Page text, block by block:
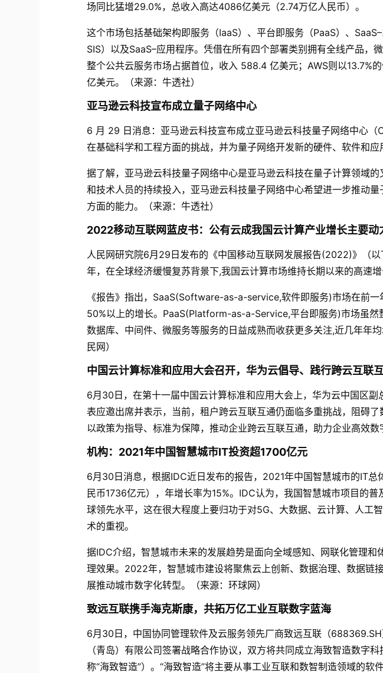
场同比猛增29.0%，总收入高达4086亿美元（2.74万亿人民币）。
这个市场包括基础架构即服务（IaaS）、平台即服务（PaaS）、 SaaS–
SIS）以及SaaS–应用程序。凭借在所有四个部署类别拥有全线产品，
整个公共云服务市场占据首位，收入 588.4亿美元；AWS则以13.7%
亿美元。（来源：牛透社）
亚马逊云科技宣布成立量子网络中心
6 月 29 日消息：亚马逊云科技宣布成立亚马逊云科技量子网络中心（
在基础科学和工程方面的挑战，并为量子网络开发新的硬件、软件和应
据了解，亚马逊云科技量子网络中心是亚马逊云科技在量子计算领域
和技术人员的持续投入，亚马逊云科技量子网络中心希望进一步推动
方面的能力。（来源：牛透社）
2022移动互联网蓝皮书：公有云成我国云计算产业增长主要动
人民网研究院6月 29 日发布的《中国移动互联网发展报告(2022)》（以
年，在全球经济缓慢复苏背景下,我国云计算市场维持长期以来的高速增
《报告》指出， SaaS(Software-as-a-service,软件即服务)市场在前一
50%以上的增长。 PaaS(Platform-as-a-Service,平台即服务)市场虽然
数据库、中间件、微服务等服务的日益成熟而收获更多关注,近几年年
民网）
中国云计算标准和应用大会召开，华为云倡导、践行跨云互联
6月 30 日，在第十一届中国云计算标准和应用大会上，华为云中国区
表应邀出席并表示，当前，租户跨云互联互通仍面临多重挑战，阻碍
以政策为指导、标准为保障，推动企业跨云互联互通，助力企业高效数
机构： 2021年中国智慧城市IT投资超1700亿元
6月 30 日消息，根据IDC近日发布的报告， 2021年中国智慧城市的IT总
民币1736亿元），年增长率为15%。 IDC认为，我国智慧城市项目的
球领先水平，这在很大程度上要归功于对5G、大数据、云计算、人工
术的重视。
据IDC介绍，智慧城市未来的发展趋势是面向全域感知、网联化管理和
理效果。 2022年，智慧城市建设将聚焦云上创新、数据治理、数据链
展推动城市数字化转型。（来源：环球网）
致远互联携手海克斯康，共拓万亿工业互联数字蓝海
6月 30 日，中国协同管理软件及云服务领先厂商致远互联（688369.SH
（青岛）有限公司签署战略合作协议，双方将共同成立海致智造数字
称“海致智造”）。“海致智造”将主要从事工业互联和数智制造领域的软